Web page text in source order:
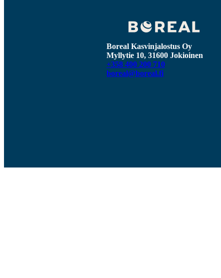
Boreal Kasvinjalostus Oy
Myllytie 10, 31600 Jokioinen
+358 400 200 710
boreal@boreal.fi